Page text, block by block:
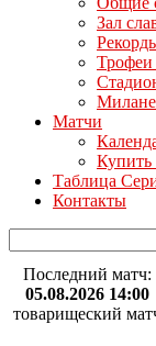
Зал
Матчи
Купить
Таблица
Контакты
Последний матч:
05.08.2026 14:00
товарищеский